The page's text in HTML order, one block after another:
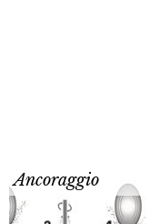
Ancoraggio